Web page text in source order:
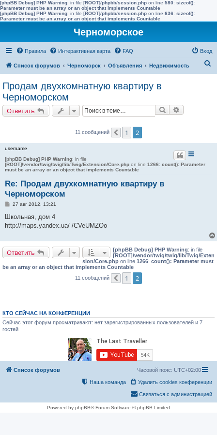
[phpBB Debug] PHP Warning: in file [ROOT]/phpbb/session.php on line 580: sizeof():
Parameter must be an array or an object that implements Countable
[phpBB Debug] PHP Warning: in file [ROOT]/phpbb/session.php on line 636: sizeof():
Parameter must be an array or an object that implements Countable
Черноморское
Правила Интерактивная карта FAQ Вход
Список форумов Черноморск Объявления Недвижимость
Продам двухкомнатную квартиру в
Черноморском
Ответить Поиск
11 сообщений Пред.
1 2
username
[phpBB Debug] PHP Warning: in file
[ROOT]/vendor/twig/twig/lib/Twig/Extension/Core.php on line 1266: count(): Parameter
must be an array or an object that implements Countable
Re: Продам двухкомнатную квартиру в
Черноморском
С
о
щ
е
27 авг 2012, 13:21
Школьная, дом 4
http://maps.yandex.ua/-/CVeUMZOo
Ответить [phpBB Debug] PHP Warning: in file
[ROOT]/vendor/twig/twig/lib/Twig/Exten
sion/Core.php on line 1266: count(): Parameter must
be an array or an object that implements Countable
11 сообщений
Пред.
1 2
КТО СЕЙЧАС НА КОНФЕРЕНЦИИ
Сейчас этот форум просматривают: нет зарегистрированных пользователей и 7
гостей
Список форумов Часовой пояс: UTC+02:00
Удалить cookies конференции
Наша команда
Связаться с администрацией
Powered by phpBB® Forum Software © phpBB Limited